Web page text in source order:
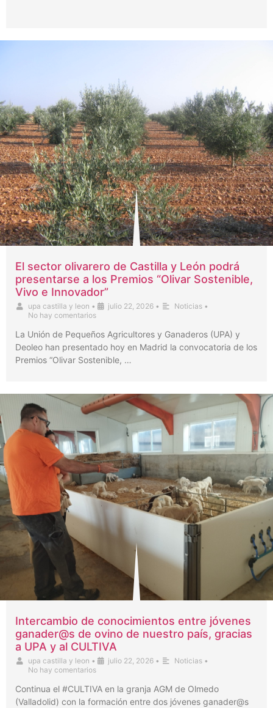
El sector olivarero de Castilla y León podrá
presentarse a los Premios “Olivar Sostenible,
Vivo e Innovador”
upa castilla y leon • julio 22, 2026 • Noticias •
No hay comentarios
La Unión de Pequeños Agricultores y Ganaderos (UPA) y
Deoleo han presentado hoy en Madrid la convocatoria de los
Premios “Olivar Sostenible, …
Intercambio de conocimientos entre jóvenes
ganader@s de ovino de nuestro país, gracias
a UPA y al CULTIVA
upa castilla y leon • julio 22, 2026 • Noticias •
No hay comentarios
Continua el #CULTIVA en la granja AGM de Olmedo
(Valladolid) con la formación entre dos jóvenes ganader@s